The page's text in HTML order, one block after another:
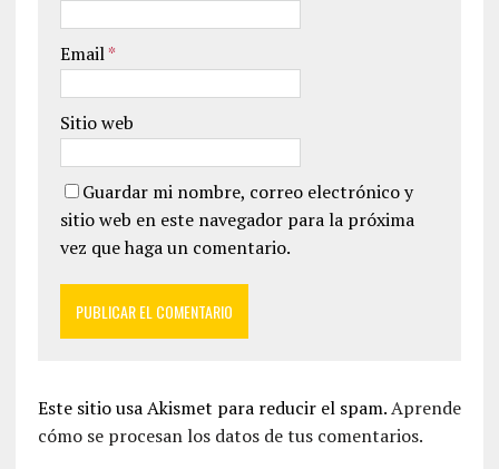
Email*
Sitio web
Guardar mi nombre, correo electrónico y
sitio web en este navegador para la próxima
vez que haga un comentario.
Este sitio usa Akismet para reducir el spam.Aprende
cómo se procesan los datos de tus comentarios.